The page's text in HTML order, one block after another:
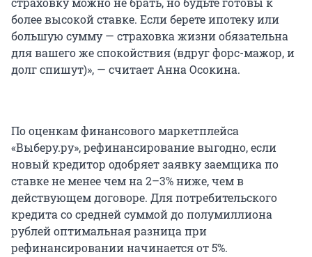
более высокой ставке. Если берете ипотеку или
большую сумму — страховка жизни обязательна
для вашего же спокойствия (вдруг форс-мажор, и
долг спишут)», — считает Анна Осокина.
По оценкам финансового маркетплейса
«Выберу.ру», рефинансирование выгодно, если
новый кредитор одобряет заявку заемщика по
ставке не менее чем на 2–3% ниже, чем в
действующем договоре. Для потребительского
кредита со средней суммой до полумиллиона
рублей оптимальная разница при
рефинансировании начинается от 5%.